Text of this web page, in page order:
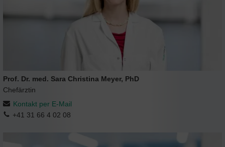
Prof. Dr. med. Sara Christina Meyer, PhD
Chefärztin
Kontakt per E-Mail
+41 31 66 4 02 08